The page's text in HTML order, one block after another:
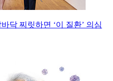
닥 찌릿하면 ‘이 질환’ 의심